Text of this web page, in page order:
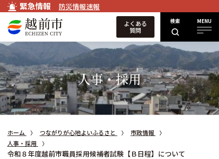
緊急情報 防災情報速報
検索 MENU
よくある
質問
人事・採用
ホーム つながりが心地よいふるさと
市政情報
人事・採用
令和８年度越前市職員採用候補者試験【Ｂ日程】について